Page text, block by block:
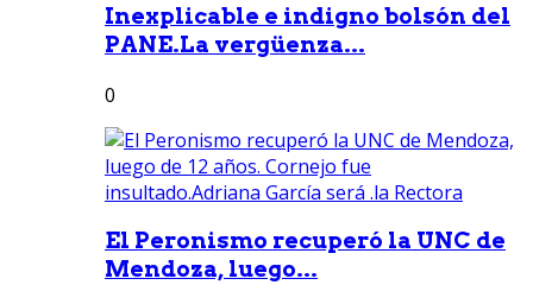
Inexplicable e indigno bolsón del
PANE.La vergüenza...
0
El Peronismo recuperó la UNC de
Mendoza, luego...